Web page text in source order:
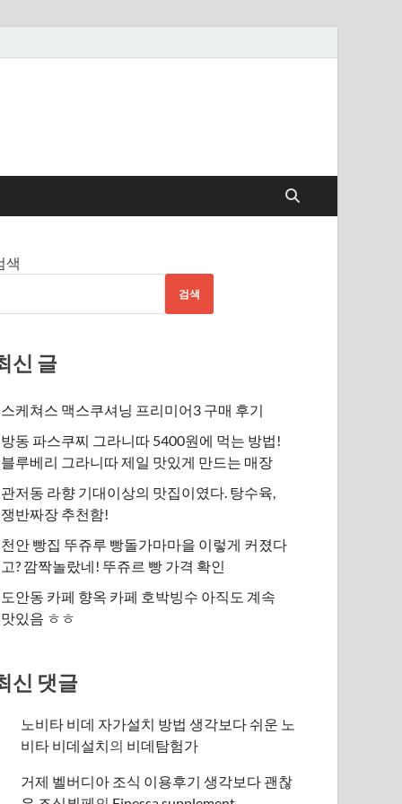
색
검색
신 글
스케쳐스 맥스쿠셔닝 프리미어3 구매 후기
방동 파스쿠찌 그라니따 5400원에 먹는 방법!
블루베리 그라니따 제일 맛있게 만드는 매장
관저동 라향 기대이상의 맛집이였다. 탕수육,
쟁반짜장 추천함!
천안 빵집 뚜쥬루 빵돌가마마을 이렇게 커졌다
고? 깜짝놀랐네! 뚜쥬르 빵 가격 확인
도안동 카페 향옥 카페 호박빙수 아직도 계속
맛있음 ㅎㅎ
신 댓글
노비타 비데 자가설치 방법 생각보다 쉬운 노
비타 비데설치의 비데탐험가
거제 벨버디아 조식 이용후기 생각보다 괜찮